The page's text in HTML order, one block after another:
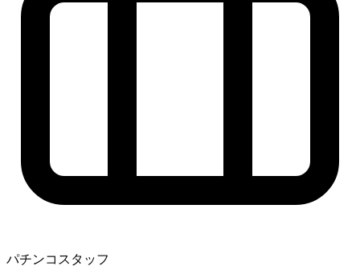
パチンコスタッフ